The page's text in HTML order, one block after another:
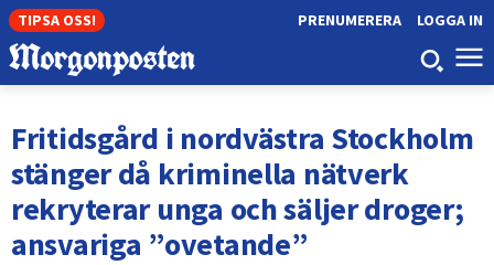
TIPSA OSS! LOGGA IN
PRENUMERERA
Fritidsgård i nordvästra Stockholm
stänger då kriminella nätverk
rekryterar unga och säljer droger;
ansvariga ”ovetande”